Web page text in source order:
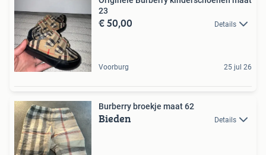
23
€ 50,00 Details
Voorburg 25 jul 26
Burberry broekje maat 62
Bieden Details